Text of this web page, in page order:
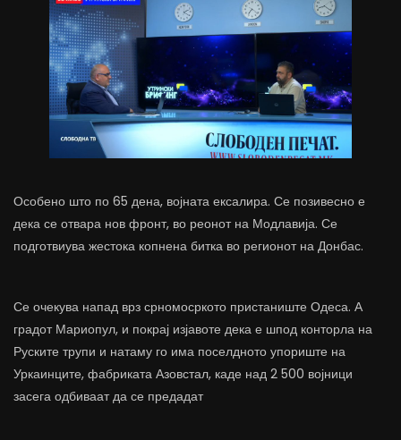
Особено што по 65 дена, војната ексалира. Се позивесно е
дека се отвара нов фронт, во реонот на Модлавија. Се
подготвиува жестока копнена битка во регионот на Донбас.
Се очекува напад врз срномосркото пристаниште Одеса. А
градот Мариопул, и покрај изјавоте дека е шпод конторла на
Руските трупи и натаму го има поселдното упориште на
Уркаинците, фабриката Азовстал, каде над 2 500 војници
засега одбиваат да се предадат